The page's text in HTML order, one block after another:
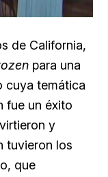
de California,
para una
cuya temática
fue un éxito
y
tuvieron los
que